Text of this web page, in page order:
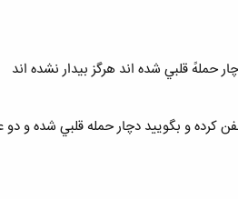
و بگوييد دچار حمله قلبي شده و